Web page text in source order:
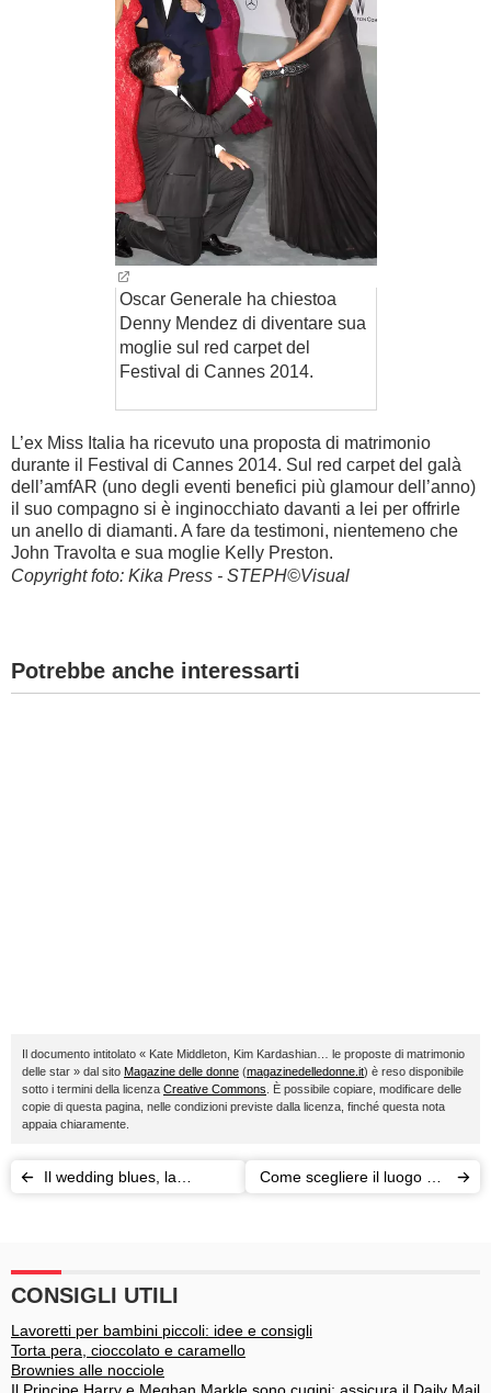
Oscar Generale ha chiestoa
Denny Mendez di diventare sua
moglie sul red carpet del
Festival di Cannes 2014.
L’ex Miss Italia ha ricevuto una proposta di matrimonio
durante il Festival di Cannes 2014. Sul red carpet del galà
dell’amfAR (uno degli eventi benefici più glamour dell’anno)
il suo compagno si è inginocchiato davanti a lei per offrirle
un anello di diamanti. A fare da testimoni, nientemeno che
John Travolta e sua moglie Kelly Preston.
Copyright foto: Kika Press - STEPH©Visual
Potrebbe anche interessarti
Il documento intitolato « Kate Middleton, Kim Kardashian… le proposte di matrimonio
delle star » dal sito Magazine delle donne (magazinedelledonne.it) è reso disponibile
sotto i termini della licenza Creative Commons . È possibile copiare, modificare delle
copie di questa pagina, nelle condizioni previste dalla licenza, finché questa nota
appaia chiaramente.
Il wedding blues, la
Come scegliere il luogo del
CONSIGLI UTILI
Lavoretti per bambini piccoli: idee e consigli
Torta pera, cioccolato e caramello
Brownies alle nocciole